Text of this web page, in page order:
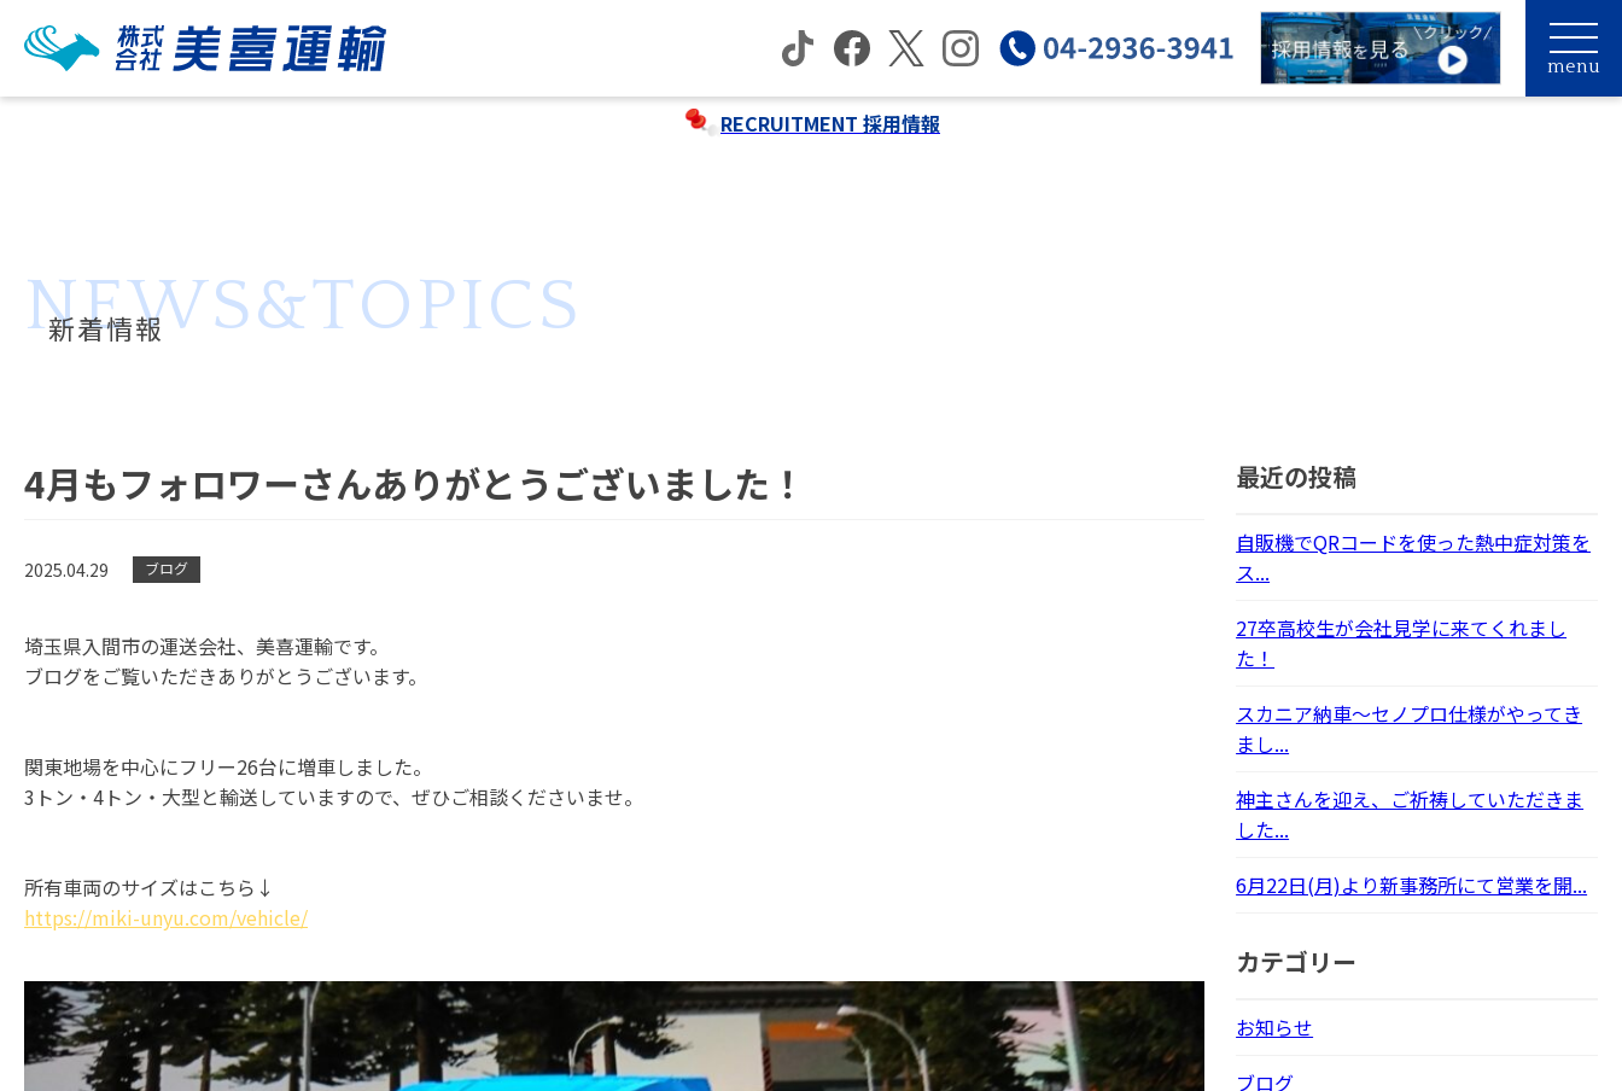
menu
RECRUITMENT 採用情報
NEWS&TOPICS
新着情報
4月もフォロワーさんありがとうございました！
2025.04.29 ブログ
埼玉県入間市の運送会社、美喜運輸です。
ブログをご覧いただきありがとうございます。
関東地場を中心にフリー26台に増車しました。
3トン・4トン・大型と輸送していますので、ぜひご相談くださいませ。
所有車両のサイズはこちら↓
https://miki-unyu.com/vehicle/
最近の投稿
自販機でQRコードを使った熱中症対策を
ス...
27卒高校生が会社見学に来てくれまし
た！
スカニア納車～セノプロ仕様がやってき
まし...
神主さんを迎え、ご祈祷していただきま
した...
6月22日(月)より新事務所にて営業を開...
カテゴリー
お知らせ
ブログ